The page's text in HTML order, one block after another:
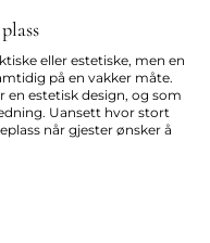
eller estetiske, men en
på en vakker måte.
en estetisk design, og som
Uansett hvor stort
når gjester ønsker å